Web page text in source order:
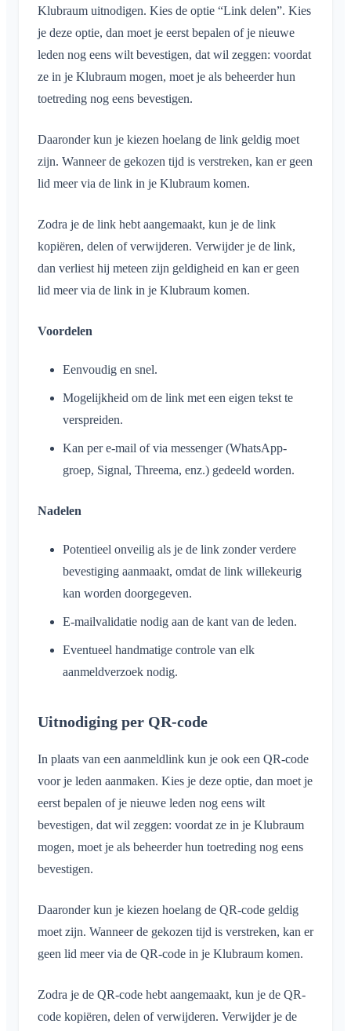
Klubraum uitnodigen. Kies de optie “Link delen”. Kies
je deze optie, dan moet je eerst bepalen of je nieuwe
leden nog eens wilt bevestigen, dat wil zeggen: voordat
ze in je Klubraum mogen, moet je als beheerder hun
toetreding nog eens bevestigen.
Daaronder kun je kiezen hoelang de link geldig moet
zijn. Wanneer de gekozen tijd is verstreken, kan er geen
lid meer via de link in je Klubraum komen.
Zodra je de link hebt aangemaakt, kun je de link
kopiëren, delen of verwijderen. Verwijder je de link,
dan verliest hij meteen zijn geldigheid en kan er geen
lid meer via de link in je Klubraum komen.
Voordelen
Eenvoudig en snel.
Mogelijkheid om de link met een eigen tekst te
verspreiden.
Kan per e-mail of via messenger (WhatsApp-
groep, Signal, Threema, enz.) gedeeld worden.
Nadelen
Potentieel onveilig als je de link zonder verdere
bevestiging aanmaakt, omdat de link willekeurig
kan worden doorgegeven.
E-mailvalidatie nodig aan de kant van de leden.
Eventueel handmatige controle van elk
aanmeldverzoek nodig.
Uitnodiging per QR-code
In plaats van een aanmeldlink kun je ook een QR-code
voor je leden aanmaken. Kies je deze optie, dan moet je
eerst bepalen of je nieuwe leden nog eens wilt
bevestigen, dat wil zeggen: voordat ze in je Klubraum
mogen, moet je als beheerder hun toetreding nog eens
bevestigen.
Daaronder kun je kiezen hoelang de QR-code geldig
moet zijn. Wanneer de gekozen tijd is verstreken, kan er
geen lid meer via de QR-code in je Klubraum komen.
Zodra je de QR-code hebt aangemaakt, kun je de QR-
code kopiëren, delen of verwijderen. Verwijder je de